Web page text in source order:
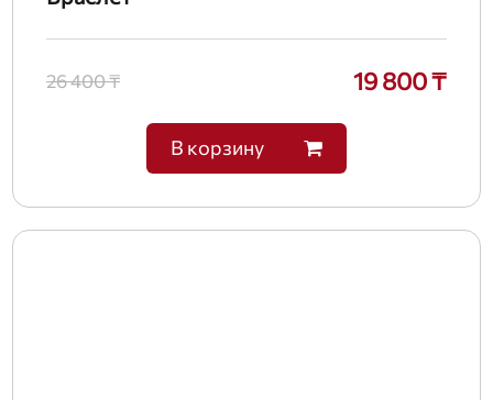
26 400 ₸ 19 800 ₸
В корзину